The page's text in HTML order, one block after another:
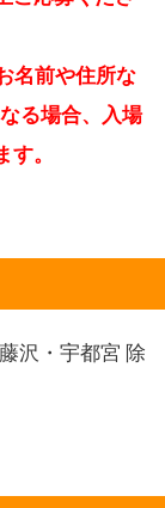
名前や住所な
る場合、入場
。
沢・宇都宮 除